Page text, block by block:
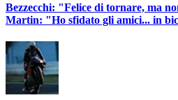
Bezzecchi: "Felice di tornare, ma
Martin: "Ho sfidato gli amici... in